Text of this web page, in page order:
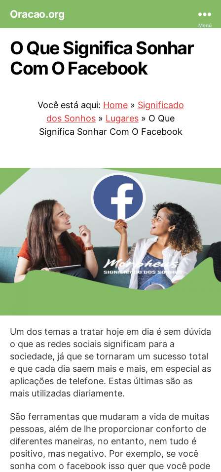
Oracao.org
Menú
O Que Significa Sonhar
Com O Facebook
Você está aqui: Home» Significado
dos Sonhos » Lugares » O Que
Significa Sonhar Com O Facebook
Um dos temas a tratar hoje em dia é sem dúvida
o que as redes sociais significam para a
sociedade, já que se tornaram um sucesso total
e que cada dia saem mais e mais, em especial as
aplicações de telefone. Estas últimas são as
mais utilizadas diariamente.
São ferramentas que mudaram a vida de muitas
pessoas, além de lhe proporcionar conforto de
diferentes maneiras, no entanto, nem tudo é
positivo, mas negativo. Por exemplo, se você
sonha com o facebook isso quer que você pode